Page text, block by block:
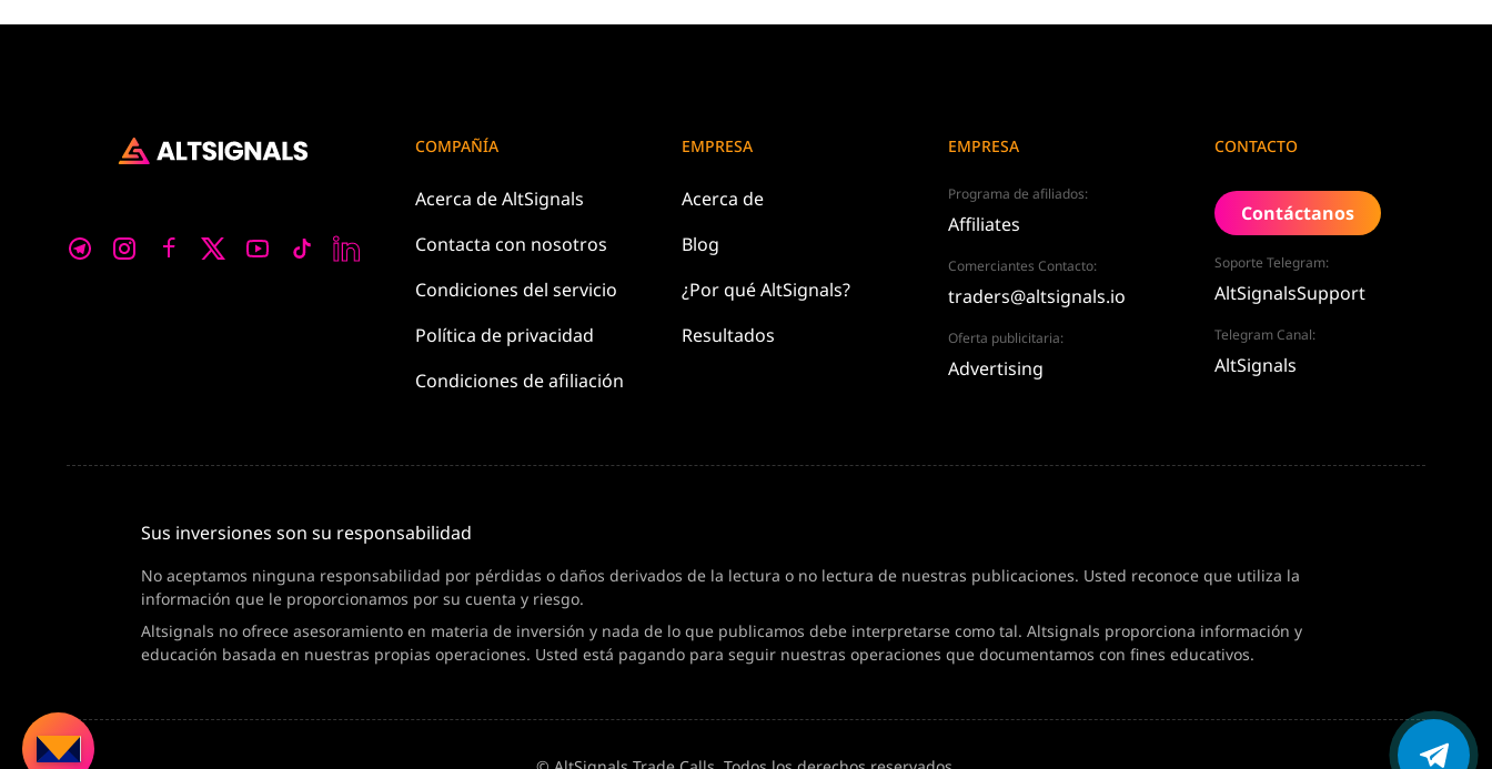
COMPAÑÍA
Acerca deAltSignals
Contacta con nosotros
Condiciones del servicio
Política de privacidad
Condiciones de afiliación
EMPRESA
Acerca de
Blog
¿Por qué AltSignals?
Resultados
EMPRESA
Programa de afiliados:
Affiliates
Comerciantes Contacto:
traders@altsignals.io
Oferta publicitaria:
Advertising
CONTACTO
Contáctanos
Soporte Telegram:
AltSignalsSupport
Telegram Canal:
AltSignals
Sus inversiones son su responsabilidad
No aceptamos ninguna responsabilidad por pérdidas o daños derivados de la lectura o no lectura de nuestras publicaciones. Usted reconoce que utiliza la
información que le proporcionamos por su cuenta y riesgo.
Altsignals no ofrece asesoramiento en materia de inversión y nada de lo que publicamos debe interpretarse como tal. Altsignals proporciona información y
educación basada en nuestras propias operaciones. Usted está pagando para seguir nuestras operaciones que documentamos con fines educativos.